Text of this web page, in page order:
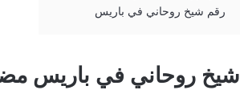
رقم شيخ روحاني في باريس
شيخ روحاني في باريس